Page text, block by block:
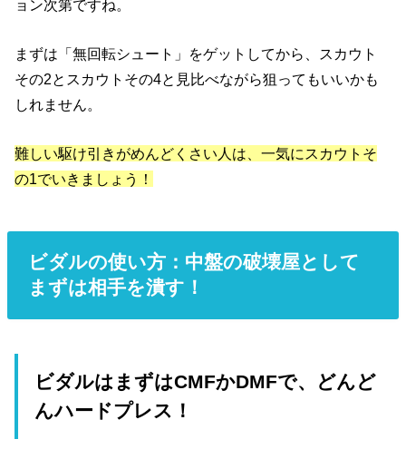
ョン次第ですね。
まずは「無回転シュート」をゲットしてから、スカウト
その2とスカウトその4と見比べながら狙ってもいいかも
しれません。
難しい駆け引きがめんどくさい人は、一気にスカウトそ
の1でいきましょう！
ビダルの使い方：中盤の破壊屋として
まずは相手を潰す！
ビダルはまずはCMFかDMFで、どんど
んハードプレス！